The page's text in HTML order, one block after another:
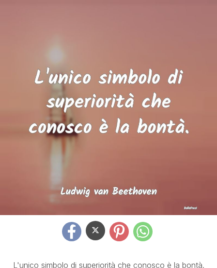
L'unico simbolo di superiorità che conosco è la bontà.